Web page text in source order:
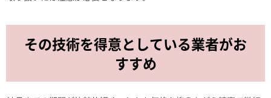
その技術を得意としている業者がお
すすめ